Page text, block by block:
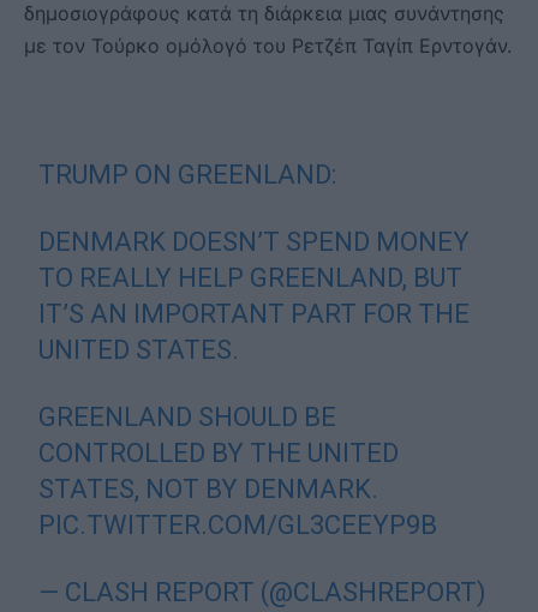
δημοσιογράφους κατά τη διάρκεια μιας συνάντησης
με τον Τούρκο ομόλογό του Ρετζέπ Ταγίπ Ερντογάν.
TRUMP ON GREENLAND:
DENMARK DOESN’T SPEND MONEY
TO REALLY HELP GREENLAND, BUT
IT’S AN IMPORTANT PART FOR THE
UNITED STATES.
GREENLAND SHOULD BE
CONTROLLED BY THE UNITED
STATES, NOT BY DENMARK.
PIC.TWITTER.COM/GL3CEEYP9B
— CLASH REPORT (@CLASHREPORT)